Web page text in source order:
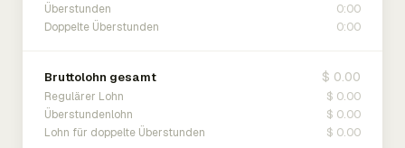
Überstunden 0:00
Doppelte Überstunden 0:00
Bruttolohn gesamt $ 0.00
Regulärer Lohn $ 0.00
Überstundenlohn $ 0.00
Lohn für doppelte Überstunden $ 0.00